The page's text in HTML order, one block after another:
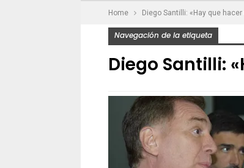
Home Diego Santilli: «Hay que
Navegación de la etiqueta
Diego Santilli: